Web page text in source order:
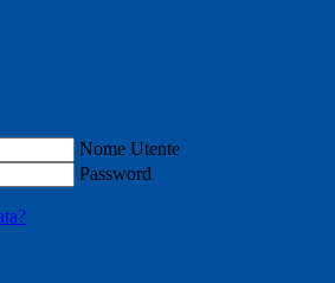
Nome Utente
Password